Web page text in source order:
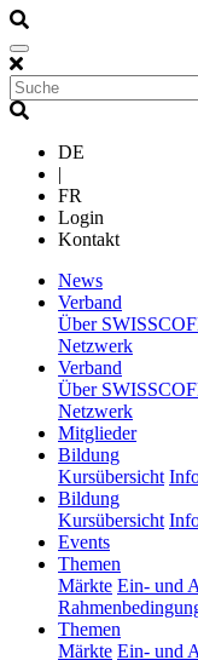
DE
|
FR
Login
Kontakt
News(current)
Verband
Über
Netzwerk
Verband
Über
Netzwerk
Mitglieder(current)
Bildung(current)
Kursübersicht
Bildung(current)
Kursübersicht
Events(current)
Themen
Märkte Ein- und
Themen
Märkte Ein- und